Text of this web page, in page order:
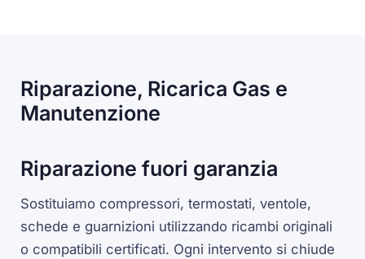
Riparazione, Ricarica Gas e
Manutenzione
Riparazione fuori garanzia
Sostituiamo compressori, termostati, ventole,
schede e guarnizioni utilizzando ricambi originali
o compatibili certificati. Ogni intervento si chiude